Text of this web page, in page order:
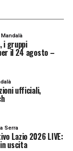
NEWS
i gruppi
il 24 agosto –
ufficiali,
Serra
Lazio 2026 LIVE:
uscita